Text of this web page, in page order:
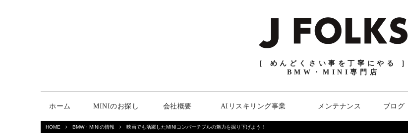
［ めんどくさい事を丁寧にやる ］
BMW・MINI専門店
ホーム MINIのお探し 会社概要 AIリスキリング事業 メンテナンス ブログ
HOME BMW・MINIの情報 映画でも活躍したMINIコンバーチブルの魅力を掘り下げよう！